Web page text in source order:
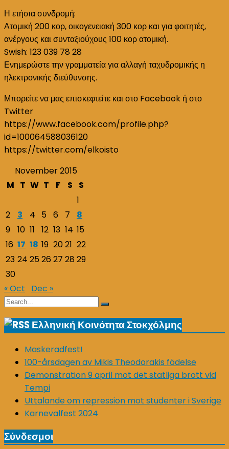
Η ετήσια συνδρομή:
Ατομική 200 κορ, οικογενειακή 300 κορ και για φοιτητές,
ανέργους και συνταξιούχους 100 κορ ατομική.
Swish: 123 039 78 28
Ενημερώστε την γραμματεία για αλλαγή ταχυδρομικής η
ηλεκτρονικής διεύθυνσης.
Μπορείτε να μας επισκεφτείτε και στο Facebook ή στο
Twitter
https://www.facebook.com/profile.php?
id=100064588036120
https://twitter.com/elkoisto
November 2015
M T W T F S
S
1
2
3 4 5 6 7
8
9
10 11 12 13 14 15
16 17 18 19 2021 22
23 24 2526 27 28 29
30
« Oct
Dec »
Search
Search
Ελληνική Κοινότητα Στοκχόλμης
Maskeradfest!
100-årsdagen av Mikis Theodorakis födelse
Demonstration 9 april mot det statliga brott vid
Tempi
Uttalande om repression mot studenter i Sverige
Karnevalfest 2024
Σύνδεσμοι